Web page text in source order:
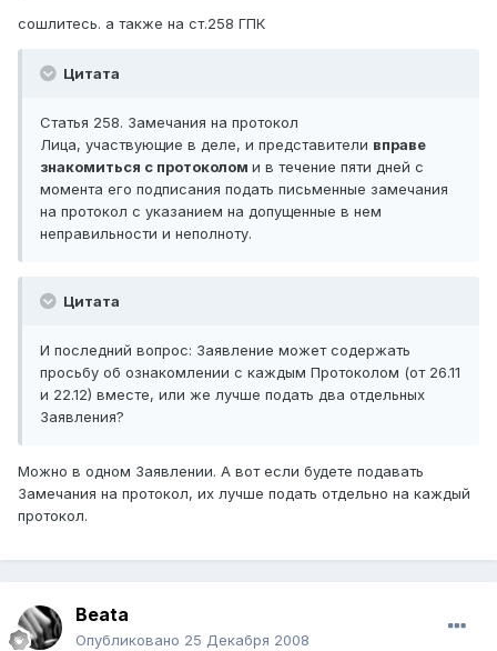
сошлитесь. а также на ст.258 ГПК
Цитата
Статья 258. Замечания на протокол
Лица, участвующие в деле, и представители вправе
знакомиться с протоколом и в течение пяти дней с
момента его подписания подать письменные замечания
на протокол с указанием на допущенные в нем
неправильности и неполноту.
Цитата
И последний вопрос: Заявление может содержать
просьбу об ознакомлении с каждым Протоколом (от 26.11
и 22.12) вместе, или же лучше подать два отдельных
Заявления?
Можно в одном Заявлении. А вот если будете подавать
Замечания на протокол, их лучше подать отдельно на каждый
протокол.
Beata
Опубликовано 25 Декабря 2008